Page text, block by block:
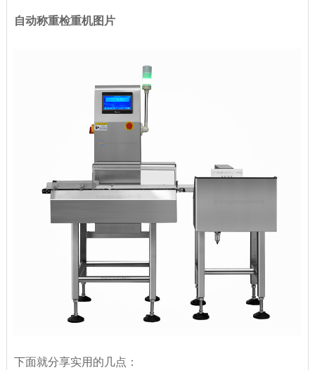
自动称重检重机图片
下面就分享实用的几点：